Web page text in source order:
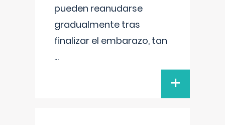
pueden reanudarse
gradualmente tras
finalizar el embarazo, tan
...
+